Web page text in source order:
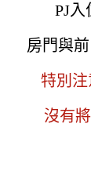
PJ入
房門與
特別注
沒有